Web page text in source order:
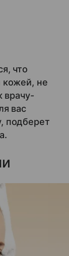
что
кожей, не
врачу-
вас
подберет